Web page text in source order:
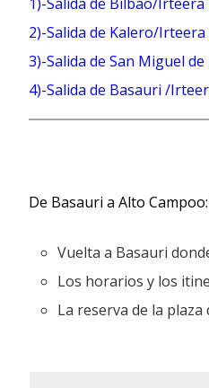
2)-Salida de
3)-Salida de San Miguel
4)-Salida de Basauri /
De Basauri a Alto
Vuelta a Basauri
Los horarios y los
La reserva de la